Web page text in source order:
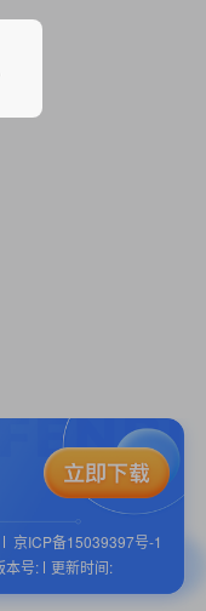
京ICP备15039397号-1
本号: 更新时间: